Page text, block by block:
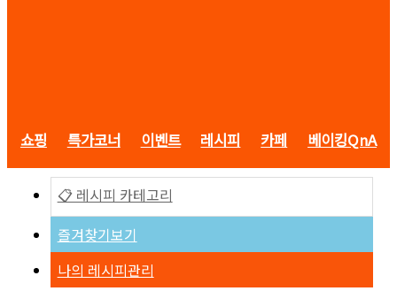
쇼핑 특가코너 이벤트 레시피 카페 베이킹QnA
📋 레시피 카테고리
즐겨찾기보기
나의 레시피관리